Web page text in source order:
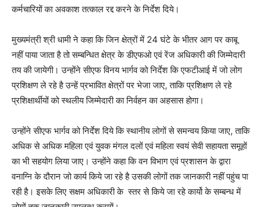
कर्मचारियों का अवकाश तत्काल रद्द करने के निर्देश दिये।
मुख्यमंत्री श्री धामी ने कहा कि जिन क्षेत्रों में 24 घंटे के भीतर आग पर काबू
नहीं पाया जाता है तो सम्बन्धित क्षेत्र के डीएफओ एवं रेंज अधिकारी की जिम्मेदारी
तय की जायेगी। उन्होंने सीएफ विनय भार्गव को निर्देश कि एफटीआई में जो लोग
प्रशिक्षण ले रहे है उन्हें प्रभावित क्षेत्रों पर भेजा जाए, ताकि प्रशिक्षण ले रहे
प्रशिक्षार्थीयों को स्थलीय जिम्मेदारी का निर्वहन का अहसास होगा।
उन्होंने सीएफ भार्गव को निर्देश दिये कि स्थानीय लोगों से समन्वय किया जाए, ताकि
अधिक से अधिक महिला एवं युवक मंगल दलों एवं महिला स्वयं सेवी सहायता समूहों
का भी सहयोग लिया जाए। उन्होंने कहा कि वन विभाग एवं प्रशासन के द्वारा
वनाग्नि के दौरान जो कार्य किये जा रहे है उसकी लोगों तक जानकारी नहीं पहुंच पा
रही है। इसके लिए सक्षम अधिकारी के स्तर से किये जा रहे कार्यो के सम्बन्ध में